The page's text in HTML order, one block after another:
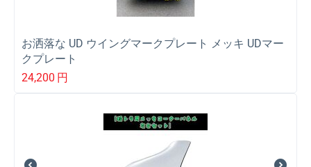
お洒落な UD ウイングマークプレート メッキ UDマー
クプレート
24,200 円